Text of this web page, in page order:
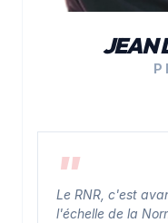
JEAN
Le RNR, c'est
l'échelle de la